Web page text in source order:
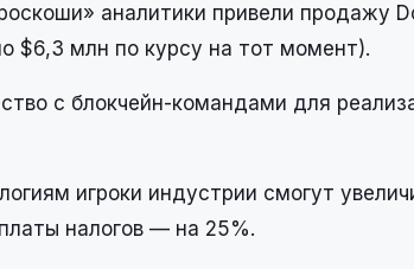
аналитики привели продажу
$6,3 млн по курсу на тот момент).
с блокчейн-командами для
игроки индустрии смогут
налогов — на 25%.